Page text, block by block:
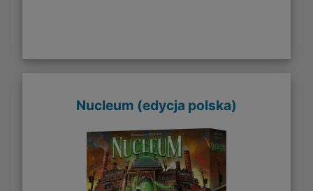
Nucleum (edycja polska)